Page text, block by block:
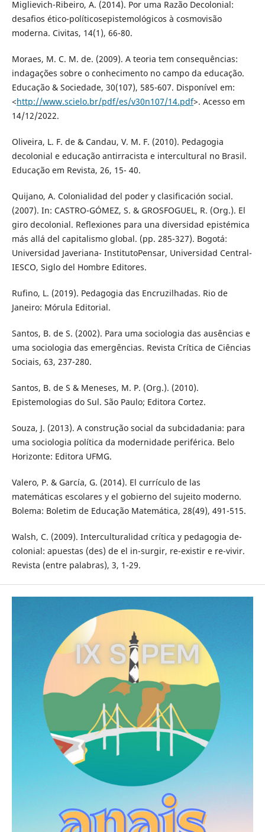
Miglievich-Ribeiro, A. (2014). Por uma Razão Decolonial:
desafios ético-políticosepistemológicos à cosmovisão
moderna. Civitas, 14(1), 66-80.
Moraes, M. C. M. de. (2009). A teoria tem consequências:
indagações sobre o conhecimento no campo da educação.
Educação & Sociedade, 30(107), 585-607. Disponível em:
<http://www.scielo.br/pdf/es/v30n107/14.pdf>. Acesso em
14/12/2022.
Oliveira, L. F. de & Candau, V. M. F. (2010). Pedagogia
decolonial e educação antirracista e intercultural no Brasil.
Educação em Revista, 26, 15- 40.
Quijano, A. Colonialidad del poder y clasificación social.
(2007). In: CASTRO-GÓMEZ, S. & GROSFOGUEL, R. (Org.). El
giro decolonial. Reflexiones para una diversidad epistémica
más allá del capitalismo global. (pp. 285-327). Bogotá:
Universidad Javeriana- InstitutoPensar, Universidad Central-
IESCO, Siglo del Hombre Editores.
Rufino, L. (2019). Pedagogia das Encruzilhadas. Rio de
Janeiro: Mórula Editorial.
Santos, B. de S. (2002). Para uma sociologia das ausências e
uma sociologia das emergências. Revista Crítica de Ciências
Sociais, 63, 237-280.
Santos, B. de S & Meneses, M. P. (Org.). (2010).
Epistemologias do Sul. São Paulo; Editora Cortez.
Souza, J. (2013). A construção social da subcidadania: para
uma sociologia política da modernidade periférica. Belo
Horizonte: Editora UFMG.
Valero, P. & García, G. (2014). El currículo de las
matemáticas escolares y el gobierno del sujeito moderno.
Bolema: Boletim de Educação Matemática, 28(49), 491-515.
Walsh, C. (2009). Interculturalidad crítica y pedagogia de-
colonial: apuestas (des) de el in-surgir, re-existir e re-vivir.
Revista (entre palabras), 3, 1-29.